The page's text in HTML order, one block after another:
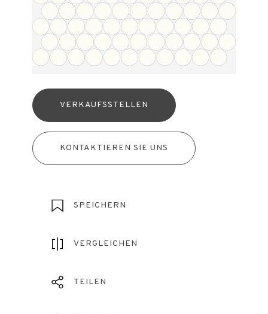
VERKAUFSSTELLEN
KONTAKTIEREN SIE UNS
SPEICHERN
VERGLEICHEN
TEILEN